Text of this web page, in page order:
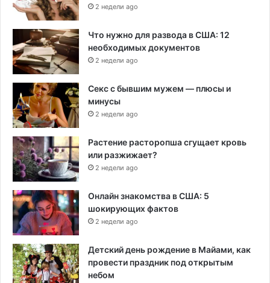
2 недели ago
Что нужно для развода в США: 12
необходимых документов
2 недели ago
Секс с бывшим мужем — плюсы и
минусы
2 недели ago
Растение расторопша сгущает кровь
или разжижает?
2 недели ago
Онлайн знакомства в США: 5
шокирующих фактов
2 недели ago
Детский день рождение в Майами, как
провести праздник под открытым
небом